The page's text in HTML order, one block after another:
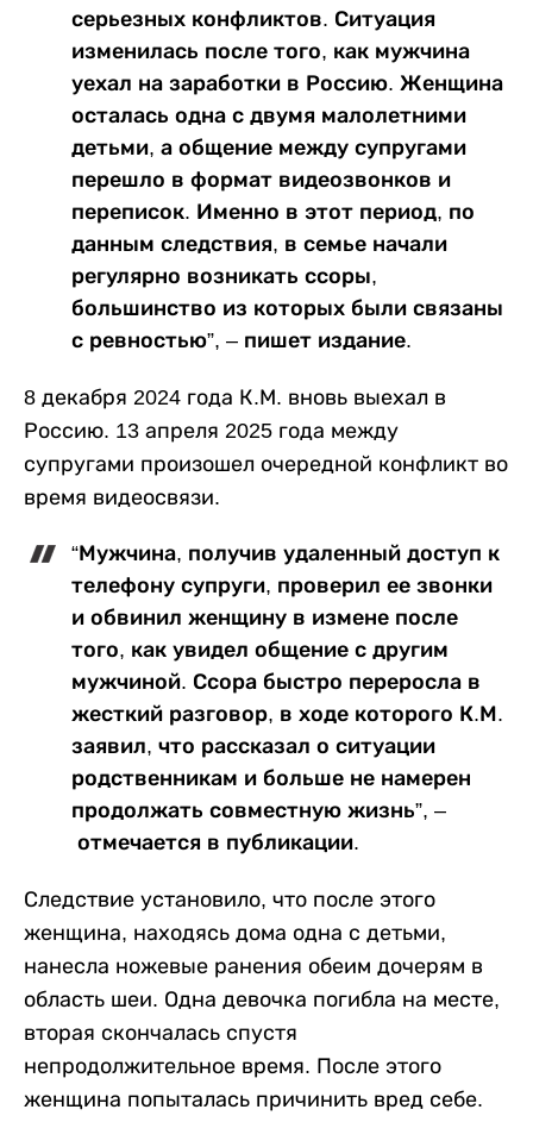
серьезных конфликтов. Ситуация
изменилась после того, как мужчина
уехал на заработки в Россию. Женщина
осталась одна с двумя малолетними
детьми, а общение между супругами
перешло в формат видеозвонков и
переписок. Именно в этот период, по
данным следствия, в семье начали
регулярно возникать ссоры,
большинство из которых были связаны
с ревностью”, – пишет издание.
8 декабря 2024 года К.М. вновь выехал в
Россию. 13 апреля 2025 года между
супругами произошел очередной конфликт во
время видеосвязи.
“Мужчина, получив удаленный доступ к
телефону супруги, проверил ее звонки
и обвинил женщину в измене после
того, как увидел общение с другим
мужчиной. Ссора быстро переросла в
жесткий разговор, в ходе которого К.М.
заявил, что рассказал о ситуации
родственникам и больше не намерен
продолжать совместную жизнь”, –
отмечается в публикации.
Следствие установило, что после этого
женщина, находясь дома одна с детьми,
нанесла ножевые ранения обеим дочерям в
область шеи. Одна девочка погибла на месте,
вторая скончалась спустя
непродолжительное время. После этого
женщина попыталась причинить вред себе.